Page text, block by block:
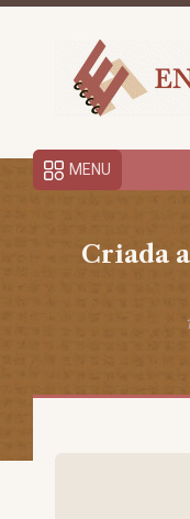
MENU
Criada